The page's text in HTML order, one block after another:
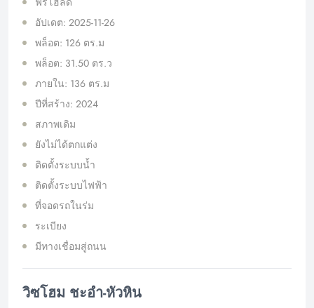
อัปเดต: 2025-11-26
พล็อต: 126 ตร.ม
พล็อต: 31.50 ตร.ว
ภายใน: 136 ตร.ม
ปีที่สร้าง: 2024
สภาพเดิม
ยังไม่ได้ตกแต่ง
ติดตั้งระบบน้ำ
ติดตั้งระบบไฟฟ้า
ที่จอดรถในร่ม
ระเบียง
มีทางเชื่อมสู่ถนน
วิซโฮม ชะอำ-หัวหิน